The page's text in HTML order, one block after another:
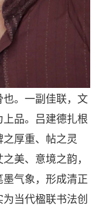
。一副佳联，文
品。吕建德扎根
厚重、帖之灵
美、意境之韵，
气象，形成清正
当代楹联书法创